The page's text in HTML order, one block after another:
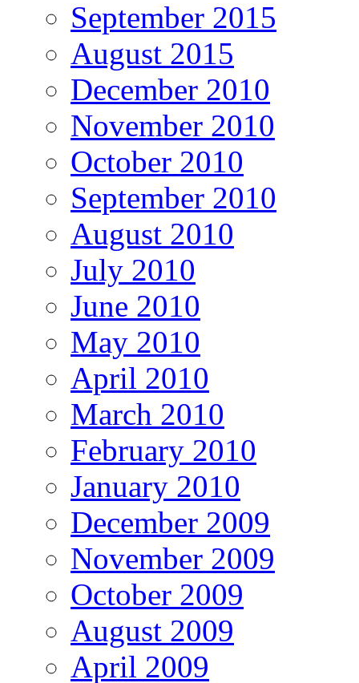
September 2015
August 2015
December 2010
November 2010
October 2010
September 2010
August 2010
July 2010
June 2010
May 2010
April 2010
March 2010
February 2010
January 2010
December 2009
November 2009
October 2009
August 2009
April 2009